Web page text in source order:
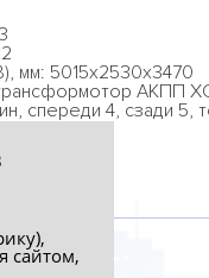
мм: 5015x2530x3470
АКПП
спереди 4, сзади
сайтом,